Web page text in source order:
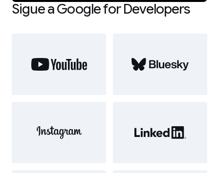
Sigue a Google for Developers